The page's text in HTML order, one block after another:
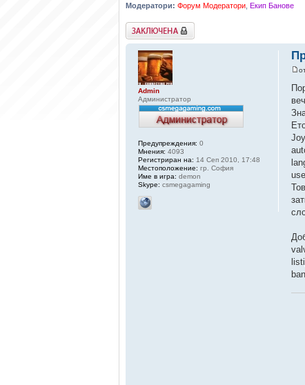
Модератори: Форум Модератори Екип Банове
Заключена
Admin
Администратор
Предупреждения: 0
Мнения: 4093
Регистриран на: 14 Сеп 2010, 17:48
Местоположение: гр. София
Име в игра: demon
Skype: csmegagaming